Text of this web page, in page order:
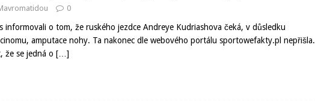
0
informovali o tom, že ruského jezdce Andreye Kudriashova čeká, v důsledku
amputace nohy. Ta nakonec dle webového portálu sportowefakty.pl nepřišla.
že se jedná o […]